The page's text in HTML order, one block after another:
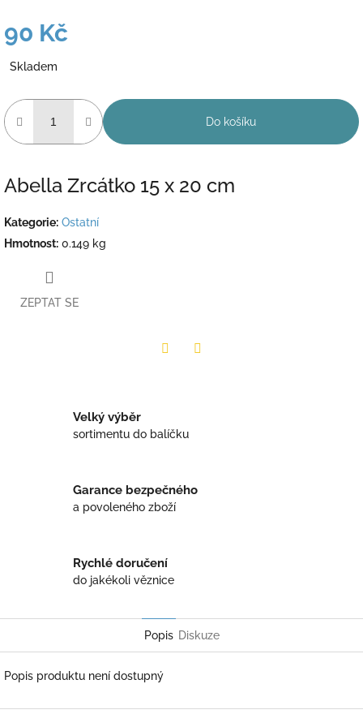
90 Kč
cena:
Skladem
Do košíku
Abella Zrcátko 15 x 20 cm
Kategorie: Ostatní
Hmotnost: 0.149 kg
ZEPTAT SE
Velký výběr
sortimentu do balíčku
Garance bezpečného
a povoleného zboží
Rychlé doručení
do jakékoli věznice
Popis Diskuze
Popis produktu není dostupný